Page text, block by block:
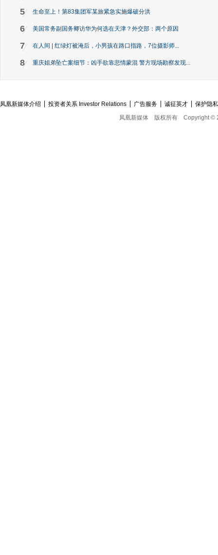
5 生命至上！第83集团军某旅紧急实施爆破分洪
6 美国常务副国务卿访华为何选在天津？外交部：两个原因
7 在人间 | 红绿灯被淹后，小男孩在路口指路，7位摄影师...
8 重庆姐弟坠亡案细节：凶手欲靠悲情蒙混 警方现场勘察发现...
凤凰新媒体介绍 投资者关系 Investor Relations 广告服务 诚征英才
保护隐
凤凰新媒体
版权所有 Copyright ©